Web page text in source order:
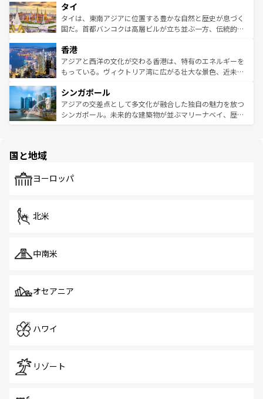
リティに包まれながら、韓国の多彩な魅力を心ゆくまで味
わってみてほしい。 なお、新着の韓国情報はコンテンツ一
覧を参照してほしい。
急速な発展と共に伝統が息づく。ハノイの古い町並みやホ
ーチミン市のフランス統治時代の建物も、独特の雰囲気を
醸し出している。また、バラエティの豊かさとおいしさで
とつ。フォーやバインミー、ベトナムコーヒーなどは、ぜ
ひ現地で味わいたい。どの地域を訪れてもあたたかい人々
が旅行者を迎えてくれるので、きっと忘れられない旅にな
参照してほしい。
タイ
タイは、東南アジアに位置する豊かな自然と歴史が息づく
国だ。首都バンコクは高層ビルが立ち並ぶ一方、伝統的な
の活気が交差している。北部ではチェンマイなどの山岳地
帯で自然と触れ合い、南部ではプーケットやクラビの美し
いビーチでリゾート気分を楽しむことができる。タイ料理
激する。気候は一年中温暖で、どの季節にも異なる楽しみ
が待っている。親しみやすいタイの人々、仏教を中心とし
た文化、そして多様な観光資源が、訪れる旅人を魅了し続
香港
アジアと西洋の文化が交わる香港は、特有のエネルギーを
もっている。ヴィクトリア湾に広がる壮大な景色、近未来
み、どこを訪れても感動するはず。観光スポットが密集し
ており、効率よく見どころを回れるのも魅力。息をのむよ
うな絶景から文化的な体験まで、香港を存分に楽しみ尽く
シンガポール
アジアの交差点として多文化が融合した独自の魅力を放つ
シンガポール。未来的な建築物が並ぶマリーナベイ、歴史
で、ホーカーズは地元の風情を楽しめる外せないスポット
国と地域
ヨーロッパ
北米
中南米
オセアニア
ハワイ
リゾート